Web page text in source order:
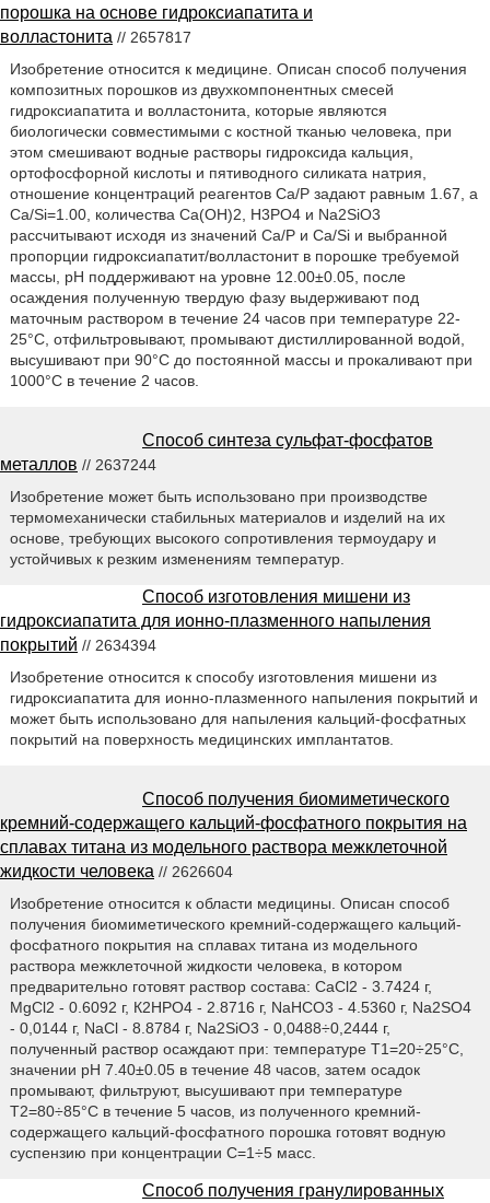
порошка на основе гидроксиапатита и
волластонита // 2657817
Изобретение относится к медицине. Описан способ получения
композитных порошков из двухкомпонентных смесей
гидроксиапатита и волластонита, которые являются
биологически совместимыми с костной тканью человека, при
этом смешивают водные растворы гидроксида кальция,
ортофосфорной кислоты и пятиводного силиката натрия,
отношение концентраций реагентов Ca/P задают равным 1.67, a
Ca/Si=1.00, количества Са(ОН)2, H3PO4 и Na2SiO3
рассчитывают исходя из значений Са/Р и Ca/Si и выбранной
пропорции гидроксиапатит/волластонит в порошке требуемой
массы, pH поддерживают на уровне 12.00±0.05, после
осаждения полученную твердую фазу выдерживают под
маточным раствором в течение 24 часов при температуре 22-
25°C, отфильтровывают, промывают дистиллированной водой,
высушивают при 90°C до постоянной массы и прокаливают при
1000°C в течение 2 часов.
Способ синтеза сульфат-фосфатов
металлов // 2637244
Изобретение может быть использовано при производстве
термомеханически стабильных материалов и изделий на их
основе, требующих высокого сопротивления термоудару и
устойчивых к резким изменениям температур.
Способ изготовления мишени из
гидроксиапатита для ионно-плазменного напыления
покрытий // 2634394
Изобретение относится к способу изготовления мишени из
гидроксиапатита для ионно-плазменного напыления покрытий и
может быть использовано для напыления кальций-фосфатных
покрытий на поверхность медицинских имплантатов.
Способ получения биомиметического
кремний-содержащего кальций-фосфатного покрытия на
сплавах титана из модельного раствора межклеточной
жидкости человека // 2626604
Изобретение относится к области медицины. Описан способ
получения биомиметического кремний-содержащего кальций-
фосфатного покрытия на сплавах титана из модельного
раствора межклеточной жидкости человека, в котором
предварительно готовят раствор состава: CaCl2 - 3.7424 г,
MgCl2 - 0.6092 г, К2НРO4 - 2.8716 г, NaHCO3 - 4.5360 г, Na2SO4
- 0,0144 г, NaCl - 8.8784 г, Na2SiO3 - 0,0488÷0,2444 г,
полученный раствор осаждают при: температуре T1=20÷25°С,
значении рН 7.40±0.05 в течение 48 часов, затем осадок
промывают, фильтруют, высушивают при температуре
Т2=80÷85°С в течение 5 часов, из полученного кремний-
содержащего кальций-фосфатного порошка готовят водную
суспензию при концентрации С=1÷5 масс.
Способ получения гранулированных